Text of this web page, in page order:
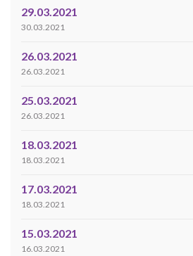
29.03.2021
30.03.2021
26.03.2021
26.03.2021
25.03.2021
26.03.2021
18.03.2021
18.03.2021
17.03.2021
18.03.2021
15.03.2021
16.03.2021